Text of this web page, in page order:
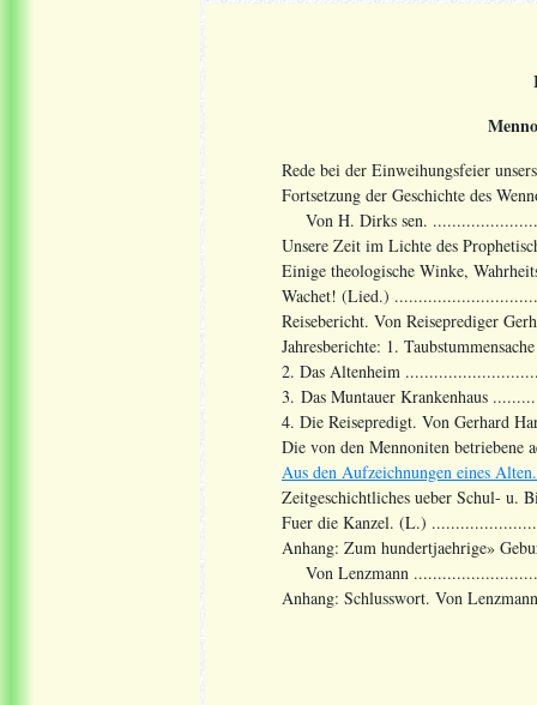
Rede bei der Einweihungsfeier
Fortsetzung der Geschichte des
Von H. Dirks sen.
Unsere Zeit im Lichte des
Einige theologische Winke,
Wachet! (Lied.)
Reisebericht. Von Reiseprediger
Jahresberichte: 1.
2. Das Altenheim
3. Das Muntauer Krankenhaus
4. Die Reisepredigt. Von Gerhard
Die von den Mennoniten
Aus den Aufzeichnungen eines
Zeitgeschichtliches ueber Schul- u.
Fuer die Kanzel. (L.)
Anhang: Zum hundertjaehrige»
Von Lenzmann
Anhang: Schlusswort. Von